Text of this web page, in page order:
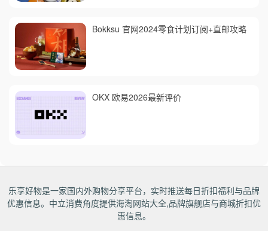
Bokksu 官网2024零食计划订阅+直邮攻略
OKX 欧易2026最新评价
乐享好物是一家国内外购物分享平台，实时推送每日折扣福利与品牌
优惠信息。中立消费角度提供海淘网站大全,品牌旗舰店与商城折扣优
惠信息。